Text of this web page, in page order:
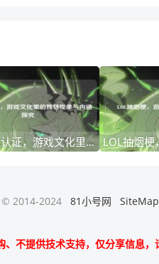
LOL狼人认证，游戏文化里的独特现象与内涵探究
© 2014-2024 81小号网 SiteMap
不提供技术支持，仅分享信息，